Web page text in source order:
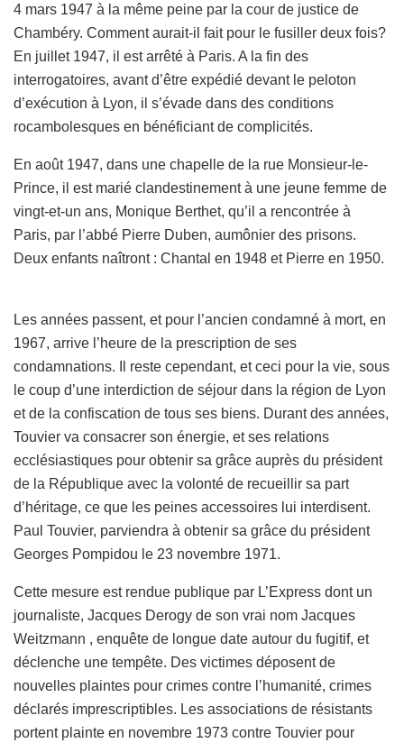
4 mars 1947 à la même peine par la cour de justice de
Chambéry. Comment aurait-il fait pour le fusiller deux fois?
En juillet 1947, il est arrêté à Paris. A la fin des
interrogatoires, avant d’être expédié devant le peloton
d’exécution à Lyon, il s’évade dans des conditions
rocambolesques en bénéficiant de complicités.
En août 1947, dans une chapelle de la rue Monsieur-le-
Prince, il est marié clandestinement à une jeune femme de
vingt-et-un ans, Monique Berthet, qu’il a rencontrée à
Paris, par l’abbé Pierre Duben, aumônier des prisons.
Deux enfants naîtront : Chantal en 1948 et Pierre en 1950.
Les années passent, et pour l’ancien condamné à mort, en
1967, arrive l’heure de la prescription de ses
condamnations. Il reste cependant, et ceci pour la vie, sous
le coup d’une interdiction de séjour dans la région de Lyon
et de la confiscation de tous ses biens. Durant des années,
Touvier va consacrer son énergie, et ses relations
ecclésiastiques pour obtenir sa grâce auprès du président
de la République avec la volonté de recueillir sa part
d’héritage, ce que les peines accessoires lui interdisent.
Paul Touvier, parviendra à obtenir sa grâce du président
Georges Pompidou le 23 novembre 1971.
Cette mesure est rendue publique par L’Express dont un
journaliste, Jacques Derogy de son vrai nom Jacques
Weitzmann , enquête de longue date autour du fugitif, et
déclenche une tempête. Des victimes déposent de
nouvelles plaintes pour crimes contre l’humanité, crimes
déclarés imprescriptibles. Les associations de résistants
portent plainte en novembre 1973 contre Touvier pour